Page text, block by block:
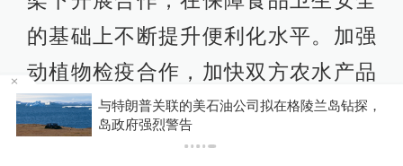
的基础上不断提升便利化水平。加强
动植物检疫合作，加快双方农水产品
动植物检疫和食品安全检测标准和方
法互认，推动跨境动植物疫情疫病联
你有权知道更多
下载澎湃新闻客户端